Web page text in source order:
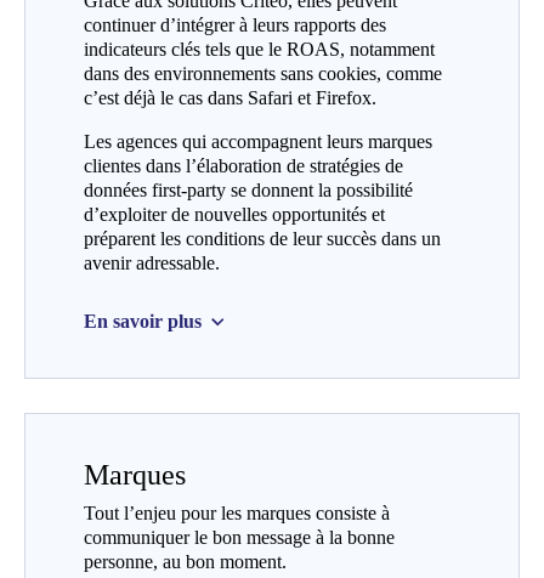
continuer d’intégrer à leurs rapports des
indicateurs clés tels que le ROAS, notamment
dans des environnements sans cookies, comme
c’est déjà le cas dans Safari et Firefox.
Les agences qui accompagnent leurs marques
clientes dans l’élaboration de stratégies de
données first-party se donnent la possibilité
d’exploiter de nouvelles opportunités et
préparent les conditions de leur succès dans un
avenir adressable.
En savoir plus
Marques
Tout l’enjeu pour les marques consiste à
communiquer le bon message à la bonne
personne, au bon moment.